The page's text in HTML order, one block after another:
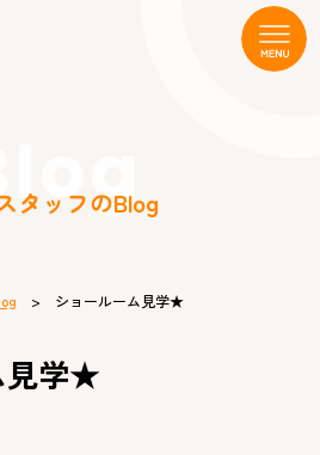
タッフのBlog
> ショールーム見学★
見学★